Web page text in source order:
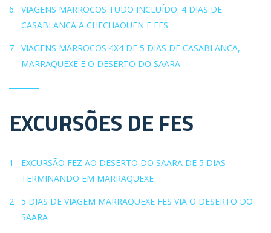
VIAGENS MARROCOS TUDO INCLUÍDO: 4 DIAS DE
CASABLANCA A CHECHAOUEN E FES
VIAGENS MARROCOS 4X4 DE 5 DIAS DE CASABLANCA,
MARRAQUEXE E O DESERTO DO SAARA
EXCURSÕES DE FES
EXCURSÃO FEZ AO DESERTO DO SAARA DE 5 DIAS
TERMINANDO EM MARRAQUEXE
5 DIAS DE VIAGEM MARRAQUEXE FES VIA O DESERTO DO
SAARA